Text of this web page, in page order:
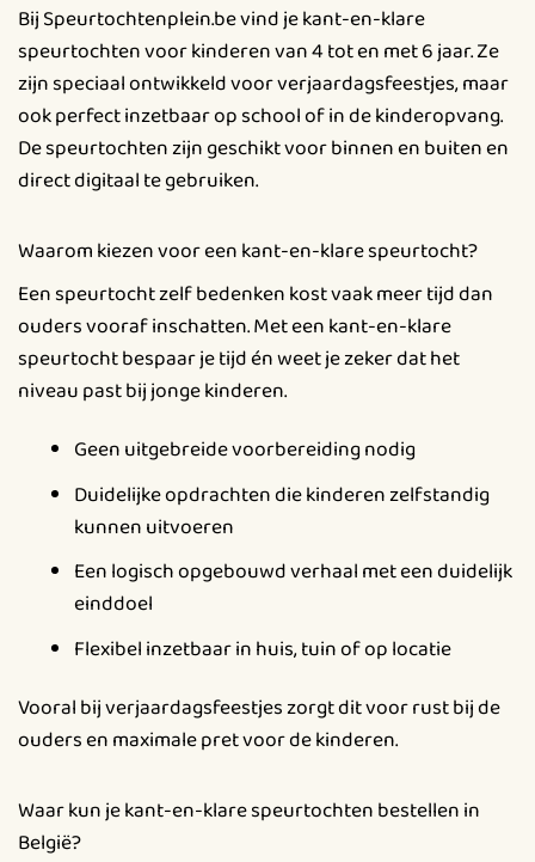
Bij Speurtochtenplein.be vind je kant-en-klare
speurtochten voor kinderen van 4 tot en met 6 jaar. Ze
zijn speciaal ontwikkeld voor verjaardagsfeestjes, maar
ook perfect inzetbaar op school of in de kinderopvang.
De speurtochten zijn geschikt voor binnen en buiten en
direct digitaal te gebruiken.
Waarom kiezen voor een kant-en-klare speurtocht?
Een speurtocht zelf bedenken kost vaak meer tijd dan
ouders vooraf inschatten. Met een kant-en-klare
speurtocht bespaar je tijd én weet je zeker dat het
niveau past bij jonge kinderen.
Geen uitgebreide voorbereiding nodig
Duidelijke opdrachten die kinderen zelfstandig
kunnen uitvoeren
Een logisch opgebouwd verhaal met een duidelijk
einddoel
Flexibel inzetbaar in huis, tuin of op locatie
Vooral bij verjaardagsfeestjes zorgt dit voor rust bij de
ouders en maximale pret voor de kinderen.
Waar kun je kant-en-klare speurtochten bestellen in
België?